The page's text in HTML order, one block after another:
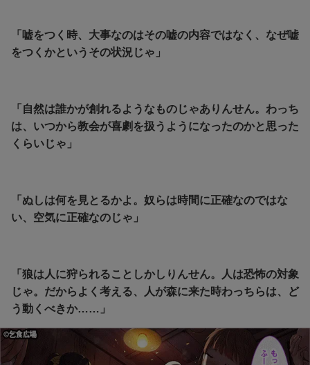
「嘘をつく時、大事なのはその嘘の内容ではなく、なぜ嘘
をつくかというその状況じゃ」
「自然は誰かが創れるようなものじゃありんせん。わっち
は、いつから教会が喜劇を扱うようになったのかと思った
くらいじゃ」
「ぬしは何を見とるかよ。奴らは時間に正確なのではな
い、空気に正確なのじゃ」
「狼は人に狩られることしかしりんせん。人は恐怖の対象
じゃ。だからよく考える、人が森に来た時わっちらは、ど
う動くべきか……」